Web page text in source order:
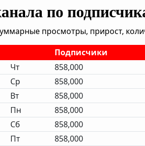
по
просмотры, прирост,
Подписчики
Чт 858,000
Ср 858,000
Вт 858,000
Пн 858,000
Сб 858,000
Пт 858,000